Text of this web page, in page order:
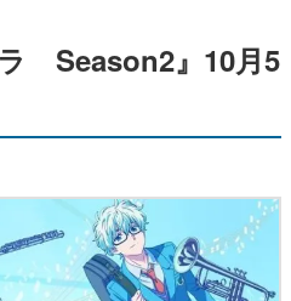
ラ Season2』10月5